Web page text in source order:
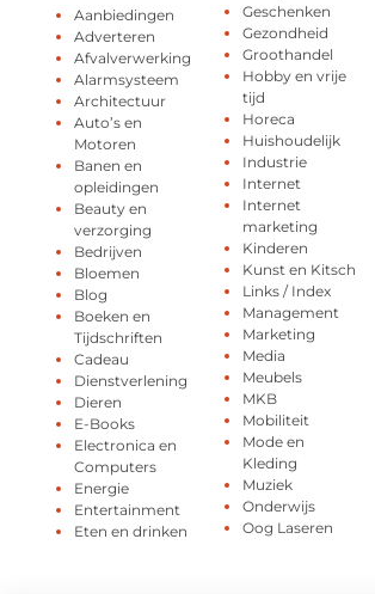
Aanbiedingen
Adverteren
Afvalverwerking
Alarmsysteem
Architectuur
Auto’s en
Motoren
Banen en
opleidingen
Beauty en
verzorging
Bedrijven
Bloemen
Blog
Boeken en
Tijdschriften
Cadeau
Dienstverlening
Dieren
E-Books
Electronica en
Computers
Energie
Entertainment
Eten en drinken
Geschenken
Gezondheid
Groothandel
Hobby en vrije
tijd
Horeca
Huishoudelijk
Industrie
Internet
Internet
marketing
Kinderen
Kunst en Kitsch
Links / Index
Management
Marketing
Media
Meubels
MKB
Mobiliteit
Mode en
Kleding
Muziek
Onderwijs
Oog Laseren